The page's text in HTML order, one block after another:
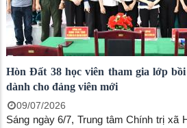
Hòn Đất 38 học viên tham gia lớp
dành cho đảng viên mới
09/07/2026
Sáng ngày 6/7, Trung tâm Chính trị xã